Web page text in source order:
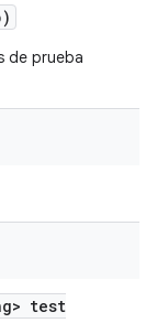
de prueba
test